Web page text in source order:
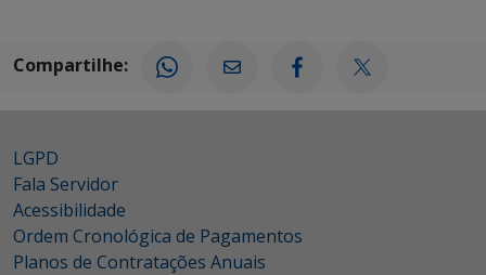
Compartilhe:
LGPD
Fala Servidor
Acessibilidade
Ordem Cronológica de Pagamentos
Planos de Contratações Anuais